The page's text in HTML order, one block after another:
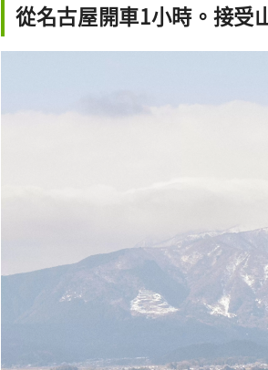
從名古屋開車1小時。接受